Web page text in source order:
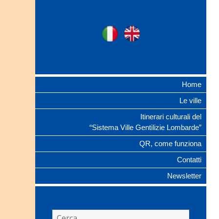
Ville Gentilizie
Ita
Home
Le ville
Itinerari culturali del
“Sistema Ville Gentilizie Lombarde”
QR, come funziona
Contatti
Newsletter
Ricerca